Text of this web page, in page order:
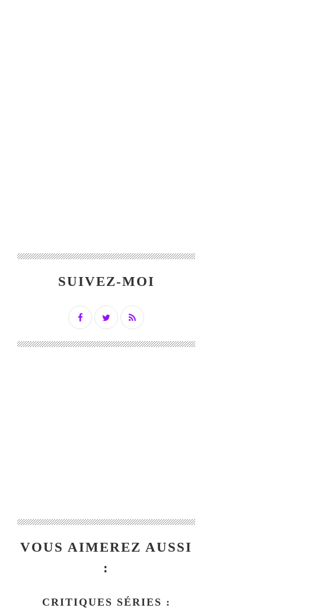
SUIVEZ-MOI
VOUS AIMEREZ AUSSI
:
CRITIQUES SÉRIES :